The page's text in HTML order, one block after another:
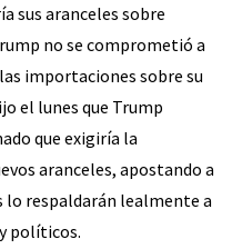
sus aranceles sobre
no se comprometió a
importaciones sobre su
el lunes que Trump
que exigiría la
aranceles, apostando a
lo respaldarán lealmente a
políticos.